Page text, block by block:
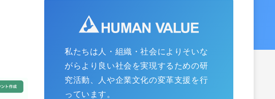
私たちは人・組織・社会によりそいな
がらより良い社会を実現するための研
究活動、人や企業文化の変革支援を行
っています。